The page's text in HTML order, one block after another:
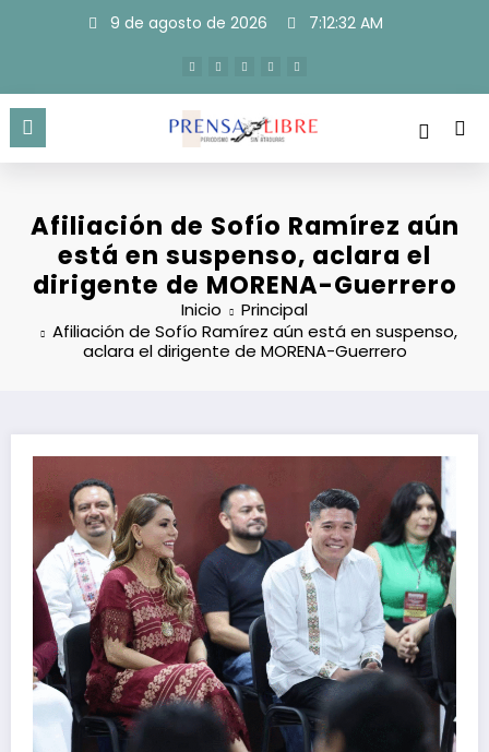
9 de agosto de 2026 7:12:33 AM
Afiliación de Sofío Ramírez aún
está en suspenso, aclara el
dirigente de MORENA-Guerrero
Inicio
Principal
Afiliación de Sofío Ramírez aún está en suspenso,
aclara el dirigente de MORENA-Guerrero